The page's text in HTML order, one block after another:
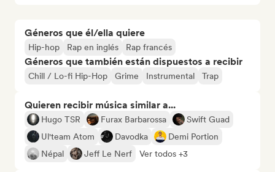
Géneros que él/ella quiere
Hip-hop Rap en inglés Rap francés
Géneros que también están dispuestos a recibir
Chill / Lo-fi Hip-Hop Grime Instrumental Trap
Quieren recibir música similar a...
Hugo TSR Furax Barbarossa
Swift Guad
Ul'team Atom
Davodka
Demi Portion
Népal
Jeff Le Nerf Ver todos +3